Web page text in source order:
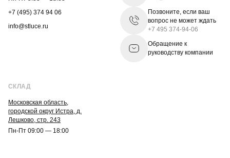
+7 (495) 374 94 06
info@stluce.ru
Позвоните, если ваш
вопрос не может ждать
+7 495 374-94-06
Обращение к
руководству компании
СКЛАД
Московская область,
городской округ Истра, д.
Лешково, стр. 243
Пн-Пт 09:00 — 18:00